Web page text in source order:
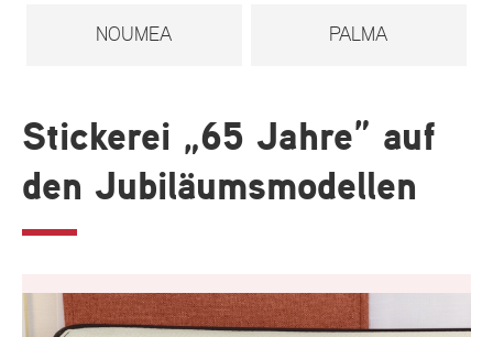
NOUMEA PALMA
Stickerei „65 Jahre” auf
den Jubiläumsmodellen